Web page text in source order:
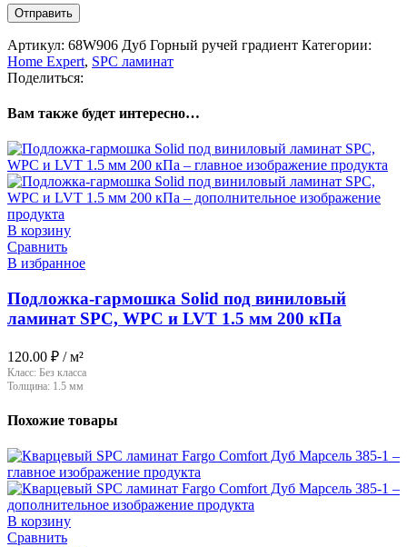
Артикул: 68W906 Дуб Горный ручей градиент Категории:
Home Expert, SPC ламинат
Поделиться:
Вам также будет интересно…
В корзину
Сравнить
В избранное
Подложка-гармошка Solid под виниловый
ламинат SPC, WPC и LVT 1.5 мм 200 кПа
120.00 ₽ / м²
Класс: Без класса
Толщина: 1.5 мм
Похожие товары
В корзину
Сравнить